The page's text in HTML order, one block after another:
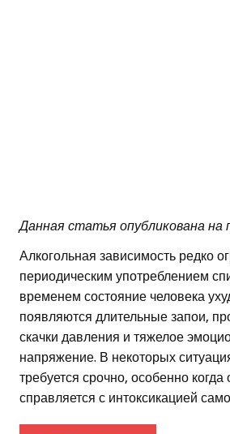
Данная статья опубликована на
Алкогольная зависимость редко
периодическим употреблением
временем состояние человека
появляются длительные запои,
скачки давления и тяжелое
напряжение. В некоторых
требуется срочно, особенно
справляется с интоксикацией